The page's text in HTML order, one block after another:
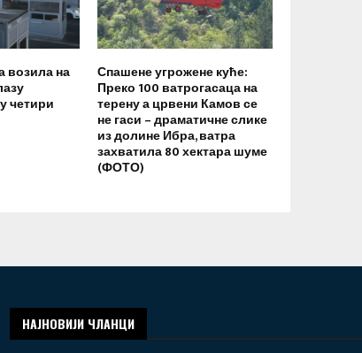
возила на
четири
Спашене угрожене куће:
Преко 100 ватрогасаца на
терену а црвени Камов се
не гаси – драматичне слике
из долине Ибра, ватра
захватила 80 хектара шуме
(ФОТО)
НАЈНОВИЈИ ЧЛАНЦИ